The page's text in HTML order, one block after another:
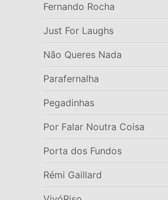
Fernando Rocha
Just For Laughs
Não Queres Nada
Parafernalha
Pegadinhas
Por Falar Noutra Coisa
Porta dos Fundos
Rémi Gaillard